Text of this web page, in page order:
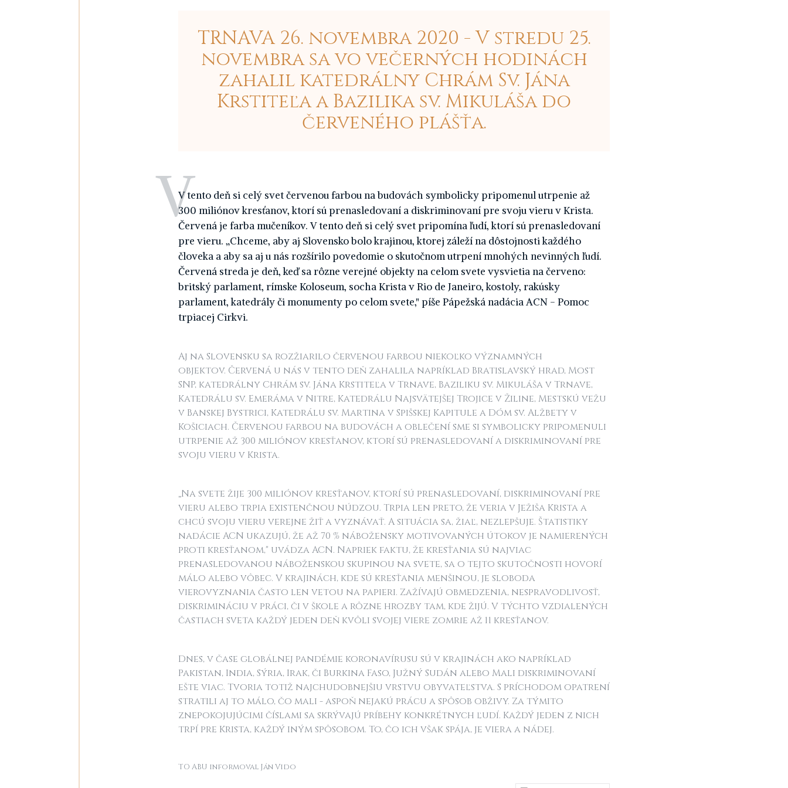
TRNAVA 26. novembra 2020 - V stredu 25.
novembra sa vo večerných hodinách
zahalil katedrálny Chrám Sv. Jána
Krstiteľa a Bazilika sv. Mikuláša do
červeného plášťa.
Vtento deň si celý svet červenou farbou na budovách symbolicky pripomenul utrpenie až
300 miliónov kresťanov, ktorí sú prenasledovaní a diskriminovaní pre svoju vieru v Krista.
Červená je farba mučeníkov. V tento deň si celý svet pripomína ľudí, ktorí sú prenasledovaní
pre vieru. „Chceme, aby aj Slovensko bolo krajinou, ktorej záleží na dôstojnosti každého
človeka a aby sa aj u nás rozšírilo povedomie o skutočnom utrpení mnohých nevinných ľudí.
Červená streda je deň, keď sa rôzne verejné objekty na celom svete vysvietia na červeno:
britský parlament, rímske Koloseum, socha Krista v Rio de Janeiro, kostoly, rakúsky
parlament, katedrály či monumenty po celom svete," píše Pápežská nadácia ACN - Pomoc
trpiacej Cirkvi.
Aj na Slovensku sa rozžiarilo červenou farbou niekoľko významných
objektov. Červená u nás v tento deň zahalila napríklad Bratislavský hrad, Most
SNP, katedrálny Chrám sv. Jána Krstiteľa v Trnave, Baziliku sv. Mikuláša v Trnave,
Katedrálu sv. Emeráma v Nitre, Katedrálu Najsvätejšej Trojice v Žiline, Mestskú vežu
v Banskej Bystrici, Katedrálu sv. Martina v Spišskej Kapitule a Dóm sv. Alžbety v
Košiciach. Červenou farbou na budovách a oblečení sme si symbolicky pripomenuli
utrpenie až 300 miliónov kresťanov, ktorí sú prenasledovaní a diskriminovaní pre
svoju vieru v Krista.
„Na svete žije 300 miliónov kresťanov, ktorí sú prenasledovaní, diskriminovaní pre
vieru alebo trpia existenčnou núdzou. Trpia len preto, že veria v Ježiša Krista a
chcú svoju vieru verejne žiť a vyznávať. A situácia sa, žiaľ, nezlepšuje. Štatistiky
nadácie ACN ukazujú, že až 70 % nábožensky motivovaných útokov je namierených
proti kresťanom," uvádza ACN. Napriek faktu, že kresťania sú najviac
prenasledovanou náboženskou skupinou na svete, sa o tejto skutočnosti hovorí
málo alebo vôbec. V krajinách, kde sú kresťania menšinou, je sloboda
vierovyznania často len vetou na papieri. Zažívajú obmedzenia, nespravodlivosť,
diskrimináciu v práci, či v škole a rôzne hrozby tam, kde žijú. V týchto vzdialených
častiach sveta každý jeden deň kvôli svojej viere zomrie až 11 kresťanov.
Dnes, v čase globálnej pandémie koronavírusu sú v krajinách ako napríklad
Pakistan, India, Sýria, Irak, či Burkina Faso, Južný Sudán alebo Mali diskriminovaní
ešte viac. Tvoria totiž najchudobnejšiu vrstvu obyvateľstva. S príchodom opatrení
stratili aj to málo, čo mali - aspoň nejakú prácu a spôsob obživy. Za týmito
znepokojujúcimi číslami sa skrývajú príbehy konkrétnych ľudí. Každý jeden z nich
trpí pre Krista, každý iným spôsobom. To, čo ich však spája, je viera a nádej.
TO ABU informoval Ján Vido